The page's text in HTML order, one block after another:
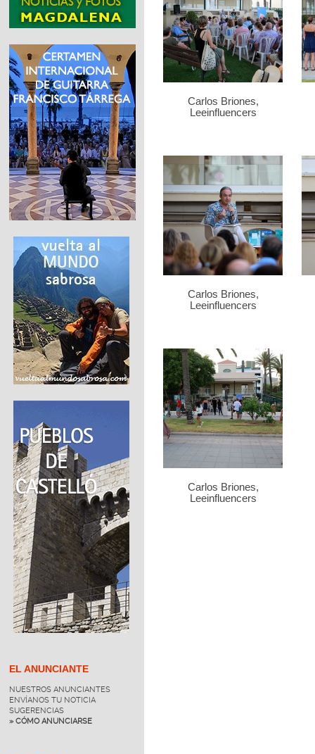
EL ANUNCIANTE
NUESTROS ANUNCIANTES
ENVÍANOS TU NOTICIA
SUGERENCIAS
» CÓMO ANUNCIARSE
Carlos Briones,
Leeinfluencers
Carlos Briones,
Leeinfluencers
Carlos Briones,
Leeinfluencers